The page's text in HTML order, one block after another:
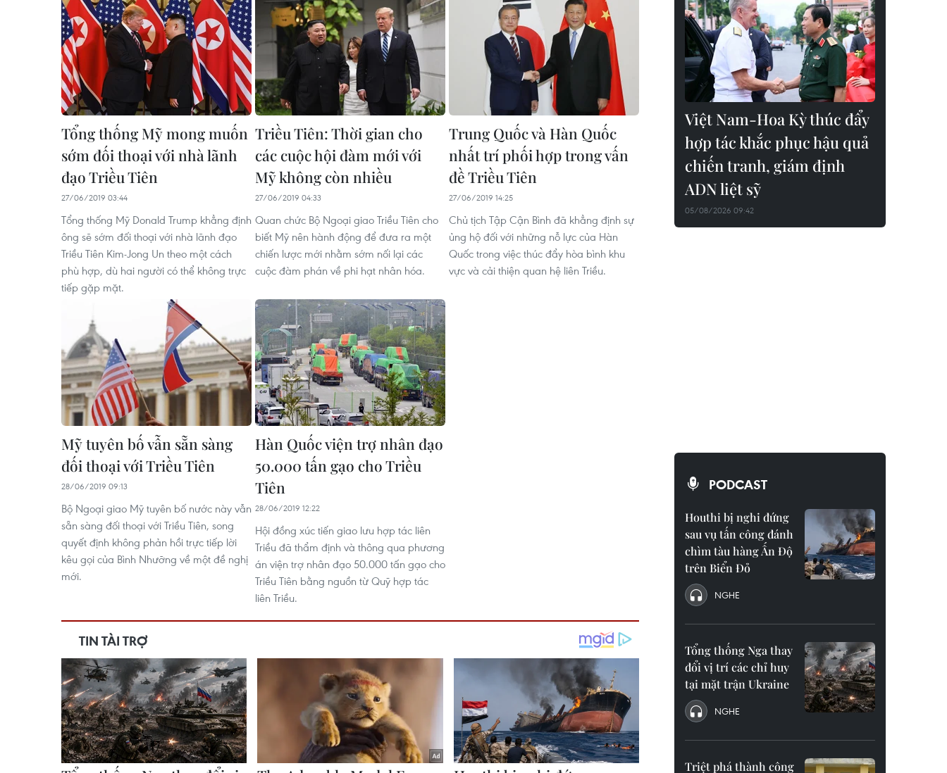
Tổng thống Mỹ mong muốn
sớm đối thoại với nhà lãnh
đạo Triều Tiên
27/06/2019 03:44
Tổng thống Mỹ Donald Trump khẳng định
ông sẽ sớm đối thoại với nhà lãnh đạo
Triều Tiên Kim-Jong Un theo một cách
phù hợp, dù hai người có thể không trực
tiếp gặp mặt.
Triều Tiên: Thời gian cho
các cuộc hội đàm mới với
Mỹ không còn nhiều
27/06/2019 04:33
Quan chức Bộ Ngoại giao Triều Tiên cho
biết Mỹ nên hành động để đưa ra một
chiến lược mới nhằm sớm nối lại các
cuộc đàm phán về phi hạt nhân hóa.
Trung Quốc và Hàn Quốc
nhất trí phối hợp trong vấn
đề Triều Tiên
27/06/2019 14:25
Chủ tịch Tập Cận Bình đã khẳng định sự
ủng hộ đối với những nỗ lực của Hàn
Quốc trong việc thúc đẩy hòa bình khu
vực và cải thiện quan hệ liên Triều.
Mỹ tuyên bố vẫn sẵn sàng
đối thoại với Triều Tiên
28/06/2019 09:13
Bộ Ngoại giao Mỹ tuyên bố nước này vẫn
sẵn sàng đối thoại với Triều Tiên, song
quyết định không phản hồi trực tiếp lời
kêu gọi của Bình Nhưỡng về một đề nghị
mới.
Hàn Quốc viện trợ nhân đạo
50.000 tấn gạo cho Triều
Tiên
28/06/2019 12:22
Hội đồng xúc tiến giao lưu hợp tác liên
Triều đã thẩm định và thông qua phương
án viện trợ nhân đạo 50.000 tấn gạo cho
Triều Tiên bằng nguồn từ Quỹ hợp tác
liên Triều.
Việt Nam-Hoa Kỳ thúc đẩy
hợp tác khắc phục hậu quả
chiến tranh, giám định
ADN liệt sỹ
05/08/2026 09:42
PODCAST
Houthi bị nghi đứng
sau vụ tấn công đánh
chìm tàu hàng Ấn Độ
trên Biển Đỏ
NGHE
Tổng thống Nga thay
đổi vị trí các chỉ huy
tại mặt trận Ukraine
NGHE
Triệt phá thành công